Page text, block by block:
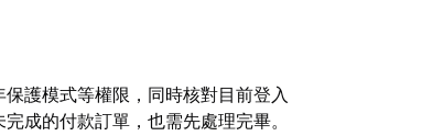
護模式等權限，同時核對目前登入
成的付款訂單，也需先處理完畢。